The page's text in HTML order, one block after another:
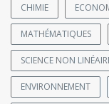
CHIMIE
MATHÉMATIQUES
SCIENCE NON
ENVIRONNEMENT